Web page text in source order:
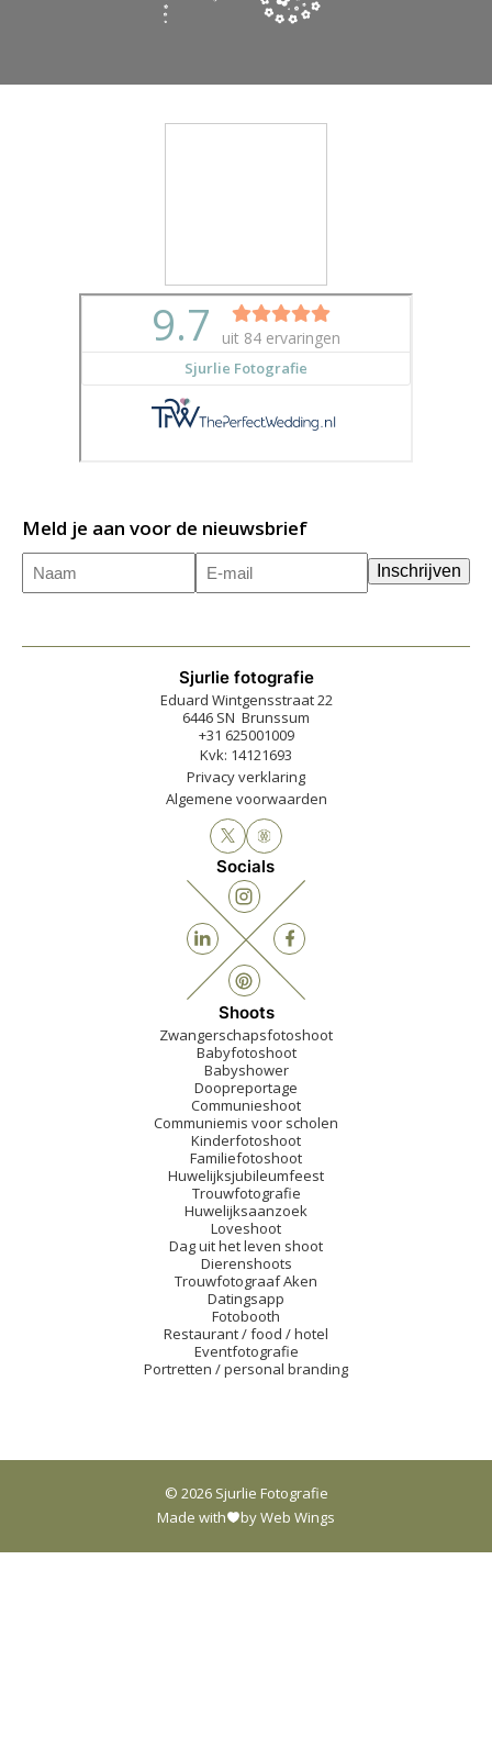
Meld je aan voor de nieuwsbrief
Naam
E-
mailadres(Vereist)
Inschrijven
Sjurlie fotografie
Eduard Wintgensstraat 22
6446 SN Brunssum
+31 625001009
Kvk: 14121693
Privacy verklaring
Algemene voorwaarden
Socials
Shoots
Zwangerschapsfotoshoot
Babyfotoshoot
Babyshower
Doopreportage
Communieshoot
Communiemis voor scholen
Kinderfotoshoot
Familiefotoshoot
Huwelijksjubileumfeest
Trouwfotografie
Huwelijksaanzoek
Loveshoot
Dag uit het leven shoot
Dierenshoots
Trouwfotograaf Aken
Datingsapp
Fotobooth
Restaurant / food / hotel
Eventfotografie
Portretten / personal branding
© 2026 Sjurlie Fotografie
Made with
by Web Wings